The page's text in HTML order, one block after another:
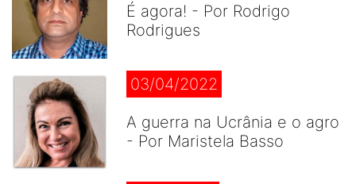
É agora! - Por Rodrigo
Rodrigues
03/04/2022
A guerra na Ucrânia e o agro
- Por Maristela Basso